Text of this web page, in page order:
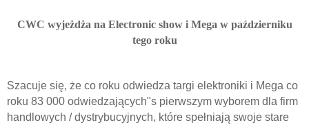
CWC wyjeżdża na Electronic show i Mega w październiku
tego roku
Szacuje się, że co roku odwiedza targi elektroniki i Mega co
roku 83 000 odwiedzających"s pierwszym wyborem dla firm
handlowych / dystrybucyjnych, które spełniają swoje stare